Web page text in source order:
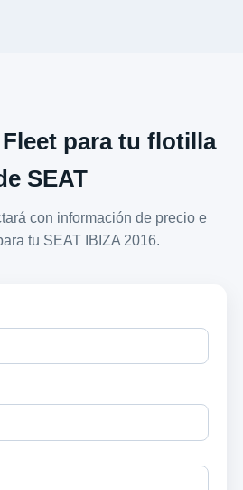
para tu flotilla
SEAT
con información de precio e
tu SEAT IBIZA 2016.